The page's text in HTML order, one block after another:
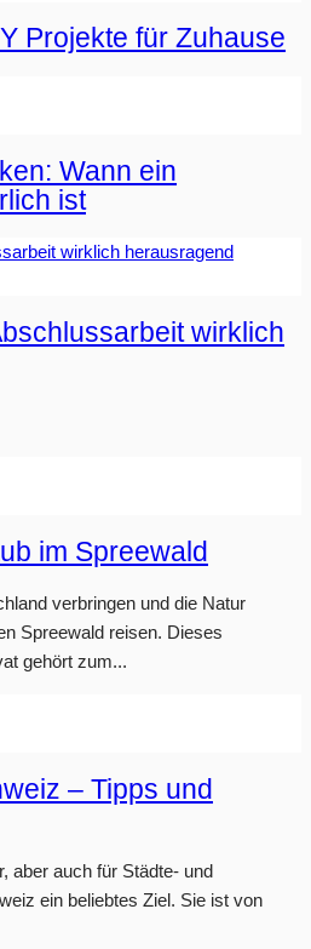
Projekte für Zuhause
Wann ein
ist
wirklich
im Spreewald
verbringen und die Natur
Spreewald reisen. Dieses
gehört zum...
– Tipps und
aber auch für Städte- und
ein beliebtes Ziel. Sie ist von